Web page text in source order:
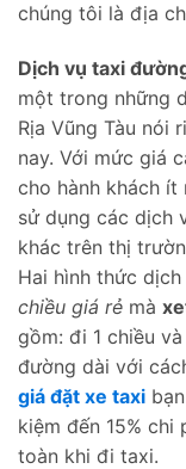
chúng tôi là địa
Dịch vụ taxi
một trong những
Rịa Vũng Tàu nói
nay. Với mức giá
cho hành khách ít
sử dụng các dịch
khác trên thị
Hai hình thức dịch
chiều giá rẻ mà
gồm: đi 1 chiều
đường dài với
giá đặt xe taxi
kiệm đến 15% chi
toàn khi đi taxi.